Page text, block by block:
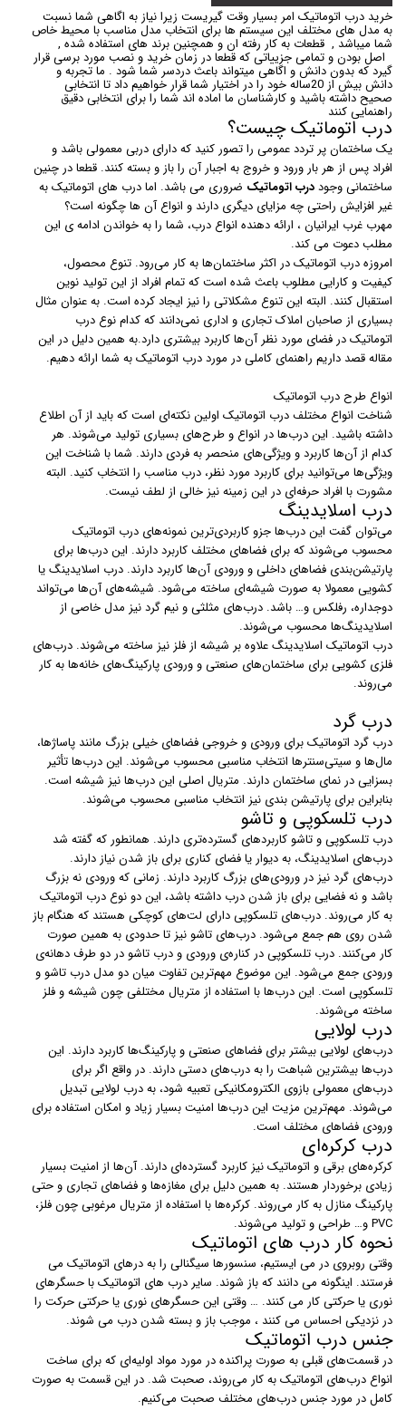
خرید درب اتوماتیک امر بسیار وقت گیریست زیرا نیاز به اگاهی شما نسبت
به مدل های مختلف این سیستم ها برای انتخاب مدل مناسب با محیط خاص
شما میباشد , قطعات به کار رفته ان و همچنین برند های استفاده شده ,
اصل بودن و تمامی جزییاتی که قطعا در زمان خرید و نصب مورد برسی قرار
گیرد که بدون دانش و اگاهی میتواند باعث دردسر شما شود . ما تجربه و
دانش بیش از 20ساله خود را در اختیار شما قرار خواهیم داد تا انتخابی
صحیح داشته باشید و کارشناسان ما اماده اند شما را برای انتخابی دقیق
راهنمایی کنند
درب اتوماتیک چیست؟
یک ساختمان پر تردد عمومی را تصور کنید که دارای دربی معمولی باشد و
افراد پس از هر بار ورود و خروج به اجبار آن را باز و بسته کنند. قطعا در چنین
ساختمانی وجوددرب اتوماتیک ضروری می باشد. اما درب های اتوماتیک به
غیر افزایش راحتی چه مزایای دیگری دارند و انواع آن ها چگونه است؟
مهرب غرب ایرانیان ، ارائه دهنده انواع درب، شما را به خواندن ادامه ی این
مطلب دعوت می کند.
امروزه درب اتوماتیک در اکثر ساختمان‌ها به کار می‌رود. تنوع محصول،
کیفیت و کارایی مطلوب باعث شده است که تمام افراد از این تولید نوین
استقبال کنند. البته این تنوع مشکلاتی را نیز ایجاد کرده است. به عنوان مثال
بسیاری از صاحبان املاک تجاری و اداری نمی‌دانند که کدام نوع درب
اتوماتیک در فضای مورد نظر آن‌ها کاربرد بیشتری دارد.به همین دلیل در این
مقاله قصد داریم راهنمای کاملی در مورد درب اتوماتیک به شما ارائه دهیم.
انواع طرح درب اتوماتیک
شناخت انواع مختلف درب اتوماتیک اولین نکته‌ای است که باید از آن اطلاع
داشته باشید. این درب‌ها در انواع و طرح‌های بسیاری تولید می‌شوند. هر
کدام از آن‌ها کاربرد و ویژگی‌های منحصر به فردی دارند. شما با شناخت این
ویژگی‌ها می‌توانید برای کاربرد مورد نظر، درب مناسب را انتخاب کنید. البته
مشورت با افراد حرفه‌ای در این زمینه نیز خالی از لطف نیست.
درب اسلایدینگ
می‌توان گفت این درب‌ها جزو کاربردی‌ترین نمونه‌های درب اتوماتیک
محسوب می‌شوند که برای فضاهای مختلف کاربرد دارند. این درب‌ها برای
پارتیشن‌بندی فضاهای داخلی و ورودی آن‌ها کاربرد دارند. درب‌ اسلایدینگ یا
کشویی معمولا به صورت شیشه‌ای ساخته می‌شود. شیشه‌های آن‌ها می‌تواند
دوجداره، رفلکس و… باشد. درب‌های مثلثی و نیم گرد نیز مدل خاصی از
اسلایدینگ‌ها محسوب می‌شوند.
درب‌ اتوماتیک اسلایدینگ علاوه بر شیشه از فلز نیز ساخته می‌شوند. درب‌های
فلزی کشویی برای ساختمان‌های صنعتی و ورودی پارکینگ‌های خانه‌ها به کار
می‌روند.
درب گرد
درب‌ گرد اتوماتیک برای ورودی و خروجی فضاهای خیلی بزرگ مانند پاساژ‌ها،
مال‌ها و سیتی‌سنترها انتخاب مناسبی محسوب می‌شوند. این درب‌ها تأثیر
بسزایی در نمای ساختمان دارند. متریال اصلی این درب‌ها نیز شیشه است.
بنابراین برای پارتیشن بندی نیز انتخاب مناسبی محسوب می‌شوند.
درب تلسکوپی و تاشو
درب‌ تلسکوپی و تاشو کاربردهای گسترده‌تری دارند. همانطور که گفته شد
درب‌های اسلایدینگ، به دیوار یا فضای کناری برای باز شدن نیاز دارند.
درب‌های گرد نیز در ورودی‌های بزرگ کاربرد دارند. زمانی که ورودی نه بزرگ
باشد و نه فضایی برای باز شدن درب داشته باشد، این دو نوع درب اتوماتیک
به کار می‌روند. درب‌های تلسکوپی دارای لت‌های کوچکی هستند که هنگام باز
شدن روی هم جمع می‌شود. درب‌های تاشو نیز تا حدودی به همین صورت
کار می‌کنند. درب تلسکوپی در کناره‌ی ورودی و درب تاشو در دو طرف دهانه‌ی
ورودی جمع می‌شود. این موضوع مهم‌ترین تفاوت میان دو مدل درب تاشو و
تلسکوپی است. این درب‌ها با استفاده از متریال مختلفی چون شیشه و فلز
ساخته می‌شوند.
درب لولایی
درب‌های لولایی بیشتر برای فضاهای صنعتی و پارکینگ‌ها کاربرد دارند. این
درب‌ها بیشترین شباهت را به درب‌های دستی دارند. در واقع اگر برای
درب‌های معمولی بازوی الکترومکانیکی تعبیه شود، به درب لولایی تبدیل
می‌شوند. مهم‌ترین مزیت این درب‌ها امنیت بسیار زیاد و امکان استفاده برای
ورودی فضاهای مختلف است.
درب کرکره‌ای
کرکره‌های برقی و اتوماتیک نیز کاربرد گسترده‌ای دارند. آن‌ها از امنیت بسیار
زیادی برخوردار هستند. به همین دلیل برای مغازه‌ها و فضاهای تجاری و حتی
پارکینگ منازل به کار می‌روند. کرکره‌ها با استفاده از متریال مرغوبی چون فلز،
PVC و… طراحی و تولید می‌شوند.
نحوه کار درب های اتوماتیک
وقتی روبروی در می ایستیم، سنسورها سیگنالی را به درهای اتوماتیک می
فرستند. اینگونه می دانند که باز شوند. سایر درب های اتوماتیک با حسگرهای
نوری یا حرکتی کار می کنند. … وقتی این حسگرهای نوری یا حرکتی حرکت را
در نزدیکی احساس می کنند ، موجب باز و بسته شدن درب می شوند.
جنس درب اتوماتیک
در قسمت‌های قبلی به صورت پراکنده در مورد مواد اولیه‌ای که برای ساخت
انواع درب‌های اتوماتیک به کار می‌روند،‌ صحبت شد. در این قسمت به صورت
کامل در مورد جنس درب‌های مختلف صحبت می‌کنیم.